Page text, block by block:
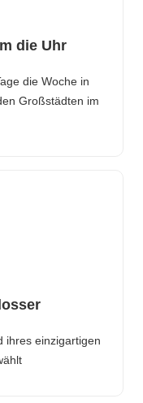
die Uhr
die Woche in
Großstädten im
ihres einzigartigen